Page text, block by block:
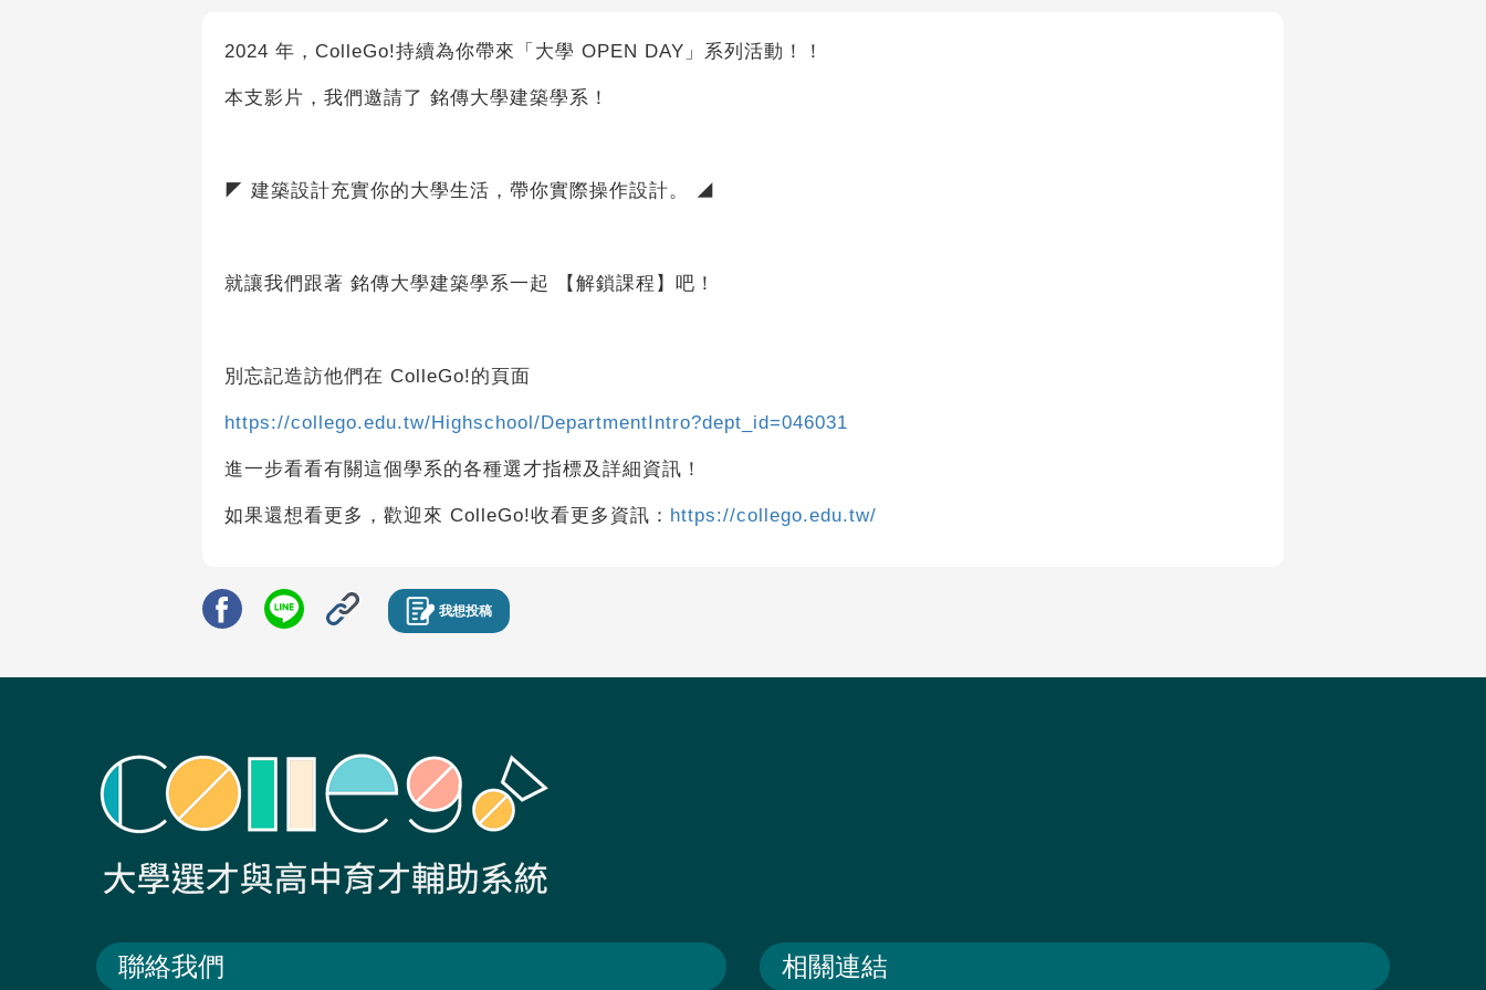
2024 年，ColleGo!持續為你帶來「大學 OPEN DAY」系列活動！！
本支影片，我們邀請了 銘傳大學建築學系！
◤ 建築設計充實你的大學生活，帶你實際操作設計。 ◢
就讓我們跟著 銘傳大學建築學系一起 【解鎖課程】吧！
別忘記造訪他們在 ColleGo!的頁面
https://collego.edu.tw/Highschool/DepartmentIntro?dept_id=046031
進一步看看有關這個學系的各種選才指標及詳細資訊！
如果還想看更多，歡迎來 ColleGo!收看更多資訊： https://collego.edu.tw/
我想投稿
聯絡我們 相關連結